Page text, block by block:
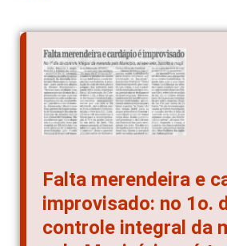
Falta merendeira e
improvisado: no 1o.
controle integral da